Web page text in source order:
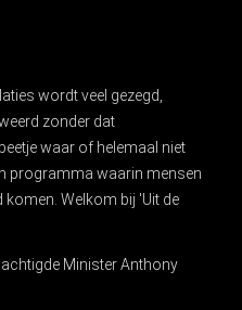
wordt veel gezegd,
zonder dat
waar of helemaal niet
programma waarin mensen
Welkom bij 'Uit de
Minister Anthony